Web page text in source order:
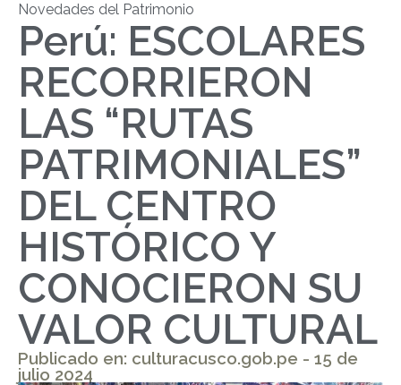
Novedades del Patrimonio
Perú: ESCOLARES
RECORRIERON
LAS “RUTAS
PATRIMONIALES”
DEL CENTRO
HISTÓRICO Y
CONOCIERON SU
VALOR CULTURAL
Publicado en: culturacusco.gob.pe - 15 de
julio 2024